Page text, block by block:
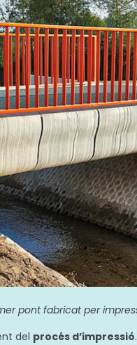
pont fabricat per
del procés d’impressió